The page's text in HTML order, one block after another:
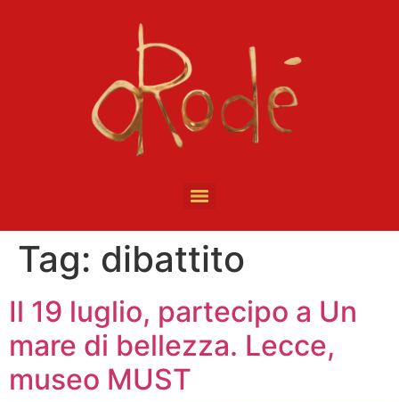
Tag: dibattito
Il 19 luglio, partecipo a Un
mare di bellezza. Lecce,
museo MUST